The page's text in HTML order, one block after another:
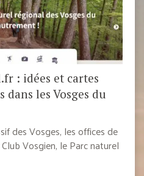
: idées et cartes
les Vosges du
des Vosges, les offices de
Vosgien, le Parc naturel